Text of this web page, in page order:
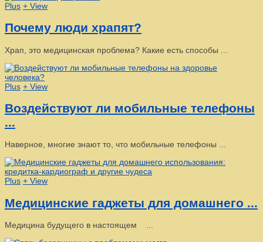
Plus + View
Почему люди храпят?
Храп, это медицинская проблема? Какие есть способы ...
Plus + View
Воздействуют ли мобильные телефоны
...
Наверное, многие знают то, что мобильные телефоны ...
Plus + View
Медицинские гаджеты для домашнего ...
Медицина будущего в настоящем ...